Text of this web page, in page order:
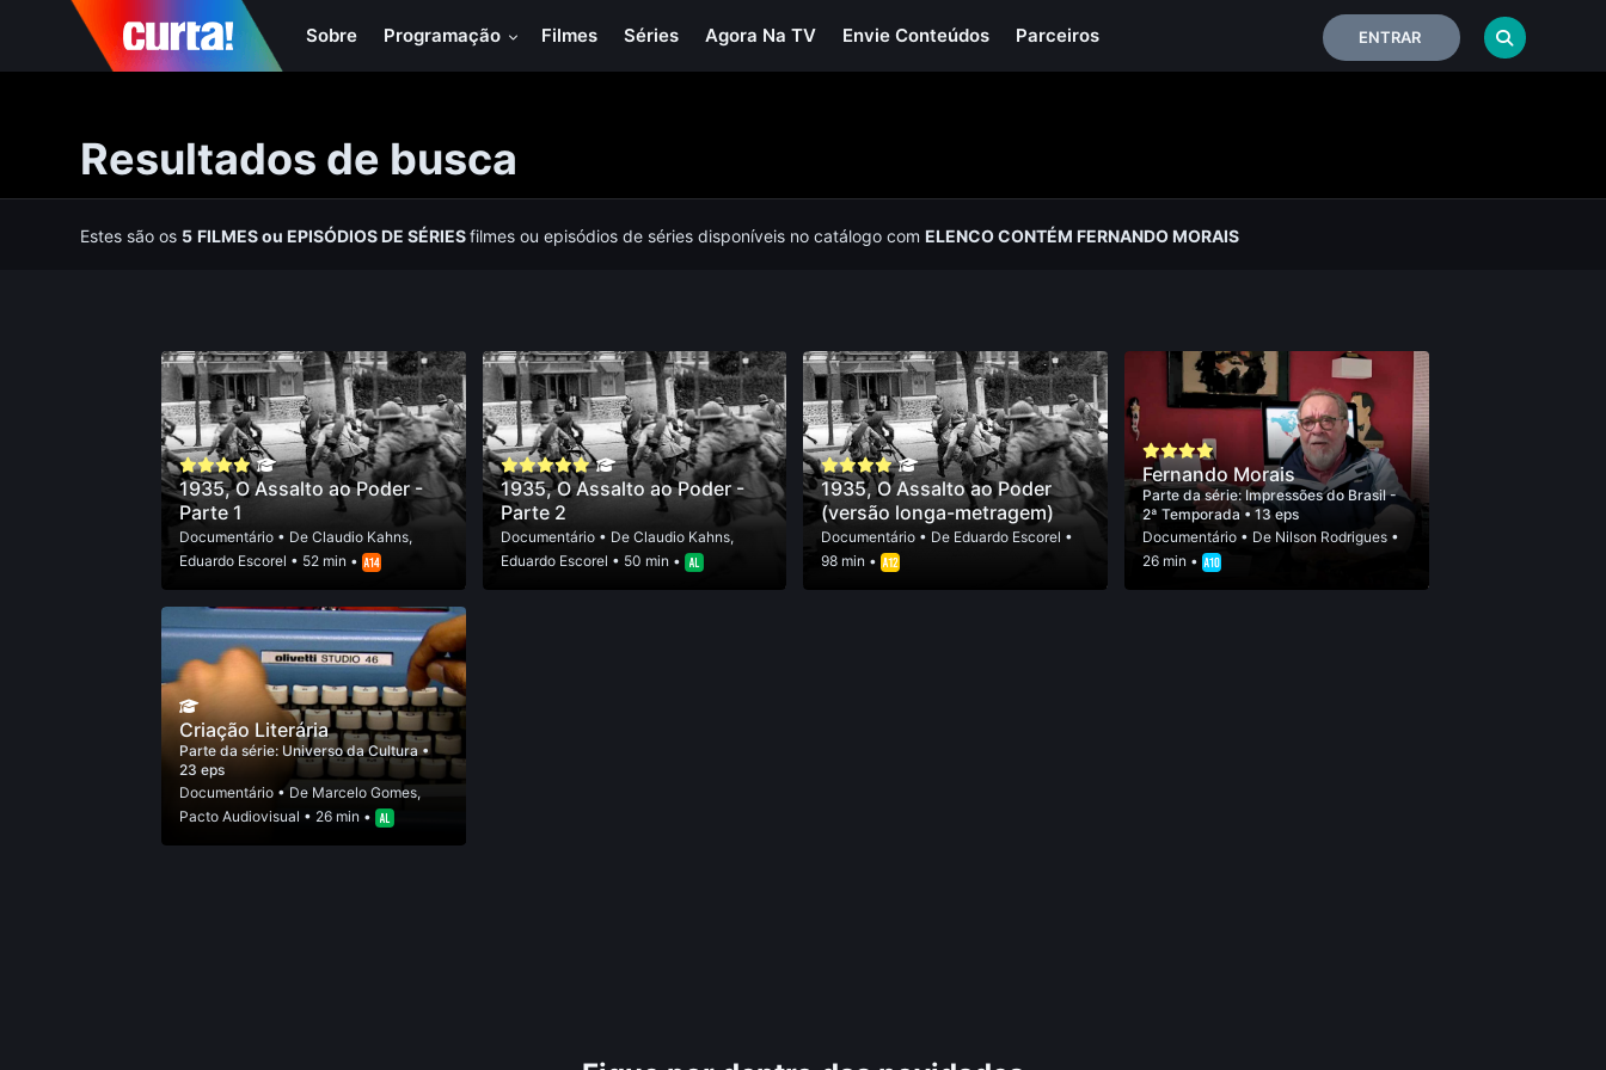
Sobre Programação Filmes Séries Agora Na TV Envie Conteúdos Parceiros ENTRAR
Resultados de busca
Estes são os 5 FILMESou EPISÓDIOS DE SÉRIESfilmes ou episódios de séries disponíveis no catálogo comELENCO CONTÉM FERNANDO MORAIS
1935, O Assalto ao Poder -
Parte 1
Documentário• De Claudio Kahns,
Eduardo Escorel • 52 min •
1935, O Assalto ao Poder -
Parte 2
Documentário• De Claudio Kahns,
Eduardo Escorel • 50 min •
1935, O Assalto ao Poder
(versão longa-metragem)
Documentário • De Eduardo Escorel •
98 min •
Fernando Morais
Parte da série:Impressões do Brasil -
2ª Temporada • 13 eps
Documentário • De Nilson Rodrigues •
26 min •
Criação Literária
Parte da série: Universo da Cultura•
23 eps
Documentário• De Marcelo Gomes,
Pacto Audiovisual • 26 min •